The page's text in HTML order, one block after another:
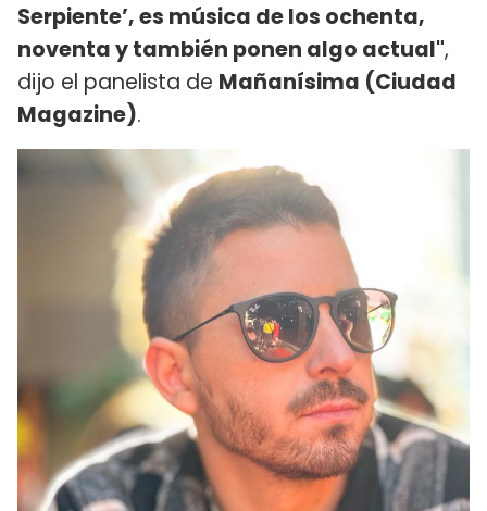
Serpiente’, es música de los ochenta,
noventa y también ponen algo actual",
dijo el panelista de Mañanísima (Ciudad
Magazine).